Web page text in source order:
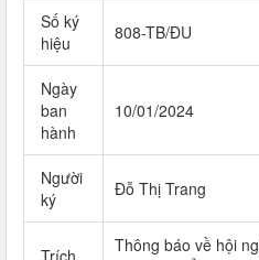
Số ký
hiệu
808-TB/ĐU
Ngày
ban
hành
10/01/2024
Người
ký
Đỗ Thị Trang
Trích
Thông báo về hội